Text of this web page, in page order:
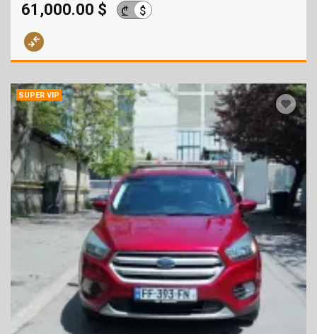
61,000.00 $ ₾ $
SUPER VIP